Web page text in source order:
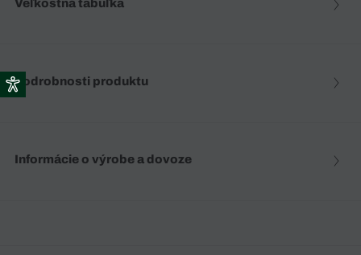
Veľkostná tabuľka
Podrobnosti produktu
Informácie o výrobe a dovoze